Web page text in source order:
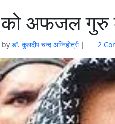
अफजल गुरु
by डॉ. कुलदीप चन्‍द अग्निहोत्री | 2